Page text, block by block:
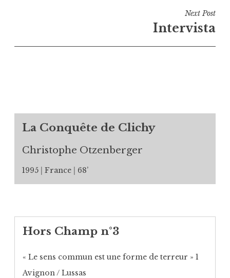
Next Post
Intervista
La Conquête de Clichy
Christophe Otzenberger
1995 France 68’
Hors Champ n°3
« Le sens commun est une forme de terreur » 1
Avignon / Lussas